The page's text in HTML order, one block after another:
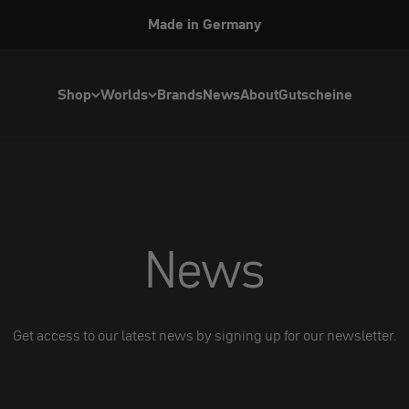
Welcome to our U.S. Store
Shop Worlds BrandsNewsAboutGutscheine
News
Get access to our latest news by signing up for our newsletter.